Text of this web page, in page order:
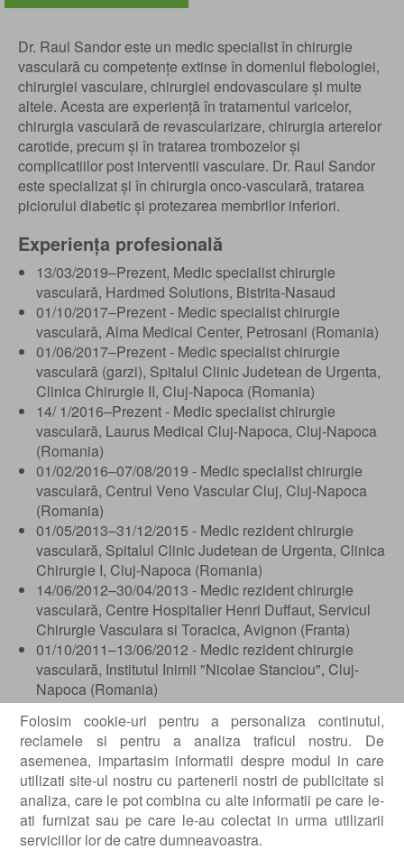
Folosim cookie-uri pentru a personaliza continutul,
reclamele si pentru a analiza traficul nostru. De
asemenea, impartasim informatii despre modul in care
utilizati site-ul nostru cu partenerii nostri de publicitate si
analiza, care le pot combina cu alte informatii pe care le-
ati furnizat sau pe care le-au colectat in urma utilizarii
serviciilor lor de catre dumneavoastra.
Dr. Raul Sandor este un medic specialist în chirurgie
vasculară cu competențe extinse în domeniul flebologiei,
chirurgiei vasculare, chirurgiei endovasculare și multe
altele. Acesta are experiență în tratamentul varicelor,
chirurgia vasculară de revascularizare, chirurgia arterelor
carotide, precum și în tratarea trombozelor și
complicatiilor post interventii vasculare. Dr. Raul Sandor
este specializat și în chirurgia onco-vasculară, tratarea
piciorului diabetic și protezarea membrilor inferiori.
Experiența profesională
13/03/2019–Prezent, Medic specialist chirurgie
vasculară, Hardmed Solutions, Bistrita-Nasaud
01/10/2017–Prezent - Medic specialist chirurgie
vasculară, Alma Medical Center, Petrosani (Romania)
01/06/2017–Prezent - Medic specialist chirurgie
vasculară (garzi), Spitalul Clinic Judetean de Urgenta,
Clinica Chirurgie II, Cluj-Napoca (Romania)
14/ 1/2016–Prezent - Medic specialist chirurgie
vasculară, Laurus Medical Cluj-Napoca, Cluj-Napoca
(Romania)
01/02/2016–07/08/2019 - Medic specialist chirurgie
vasculară, Centrul Veno Vascular Cluj, Cluj-Napoca
(Romania)
01/05/2013–31/12/2015 - Medic rezident chirurgie
vasculară, Spitalul Clinic Judetean de Urgenta, Clinica
Chirurgie I, Cluj-Napoca (Romania)
14/06/2012–30/04/2013 - Medic rezident chirurgie
vasculară, Centre Hospitalier Henri Duffaut, Servicul
Chirurgie Vasculara si Toracica, Avignon (Franta)
01/10/2011–13/06/2012 - Medic rezident chirurgie
vasculară, Institutul Inimii "Nicolae Stanciou", Cluj-
Napoca (Romania)
01/07/2010–30/09/2011 - Medic rezident chirurgie
vasculară, Spitalul Clinic Judetean de Urgenta, Clinica
Chirurgie I, Cluj-Napoca (Romania)
01/01/2010–30/06/2010 - Medic rezident chirurgie
vasculară, Spitalul Clinic Judetean de Urgenta, Clinica
Chirurgie II, Cluj-Napoca (Romania)
Competențe dobândite la locul de muncă